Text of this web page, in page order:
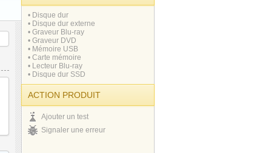
• Disque dur
• Disque dur externe
• Graveur Blu-ray
• Graveur DVD
• Mémoire USB
• Carte mémoire
• Lecteur Blu-ray
• Disque dur SSD
ACTION PRODUIT
Ajouter un test
Signaler une erreur